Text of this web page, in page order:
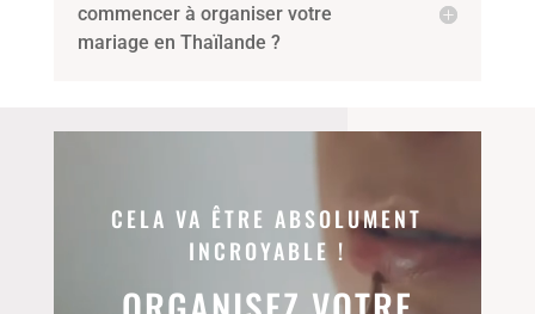
commencer à organiser votre
mariage en Thaïlande ?
CELA VA ÊTRE ABSOLUMENT
INCROYABLE !